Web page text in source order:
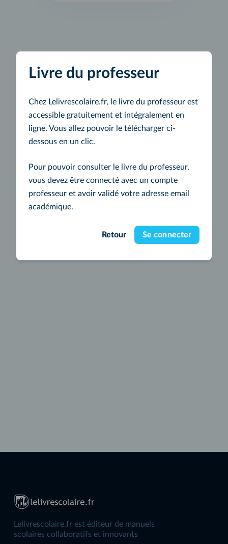
Lelivrescolaire.fr est éditeur de manuels
scolaires collaboratifs et innovants
Livre du professeur
Chez Lelivrescolaire.fr, le livre du professeur est
accessible gratuitement et intégralement en
ligne. Vous allez pouvoir le télécharger ci-
dessous en un clic.
Pour pouvoir consulter le livre du professeur,
vous devez être connecté avec un compte
professeur et avoir validé votre adresse email
académique.
Retour Se connecter